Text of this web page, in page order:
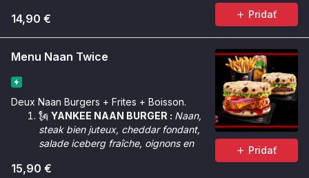
14,90 € Pridať
Menu Naan Twice
Deux Naan Burgers + Frites + Boisson.
🗽 YANKEE NAAN BURGER : Naan,
steak bien juteux, cheddar fondant,
salade iceberg fraîche, oignons en
🌶️CRUNCHY NAAN BURGER :
15,90 €
Pridať